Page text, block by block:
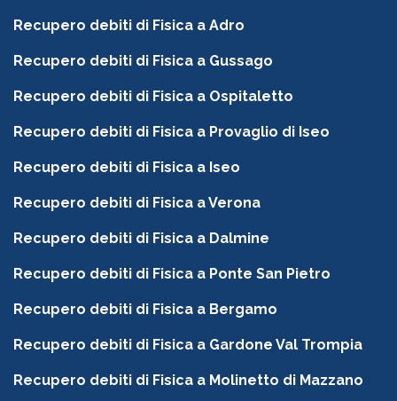
Recupero debiti di Fisica a Adro
Recupero debiti di Fisica a Gussago
Recupero debiti di Fisica a Ospitaletto
Recupero debiti di Fisica a Provaglio di Iseo
Recupero debiti di Fisica a Iseo
Recupero debiti di Fisica a Verona
Recupero debiti di Fisica a Dalmine
Recupero debiti di Fisica a Ponte San Pietro
Recupero debiti di Fisica a Bergamo
Recupero debiti di Fisica a Gardone Val Trompia
Recupero debiti di Fisica a Molinetto di Mazzano